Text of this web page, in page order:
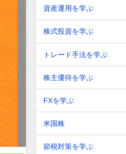
資産運用を学ぶ
株式投資を学ぶ
トレード手法を学ぶ
株主優待を学ぶ
FXを学ぶ
米国株
節税対策を学ぶ